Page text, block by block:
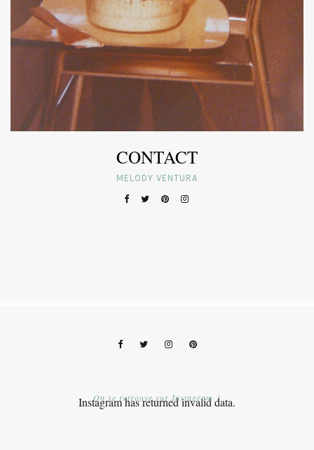
CONTACT
MELODY VENTURA
Instagram has returned invalid data.
On se retrouve sur Instagram ?